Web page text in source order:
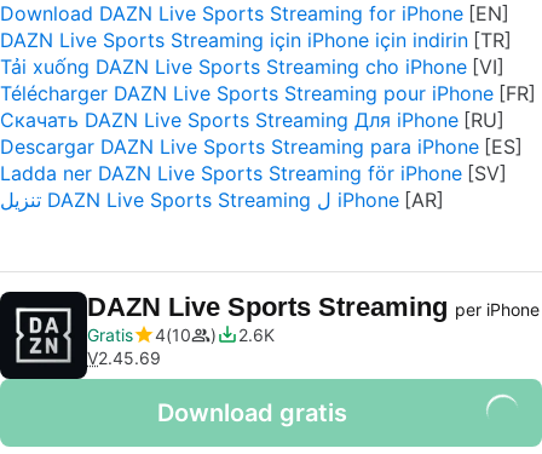
Download DAZN Live Sports Streaming for iPhone
DAZN Live Sports Streaming için iPhone için indirin
Tải xuống DAZN Live Sports Streaming cho iPhone
Télécharger DAZN Live Sports Streaming pour iPhone
Скачать DAZN Live Sports Streaming Для iPhone
Descargar DAZN Live Sports Streaming para iPhone
Ladda ner DAZN Live Sports Streaming för iPhone
تنزيل DAZN Live Sports Streaming ل iPhone
DAZN Live Sports Streaming per iPhone
Gratis
4 10
2.6K
V2.45.69
Download gratis